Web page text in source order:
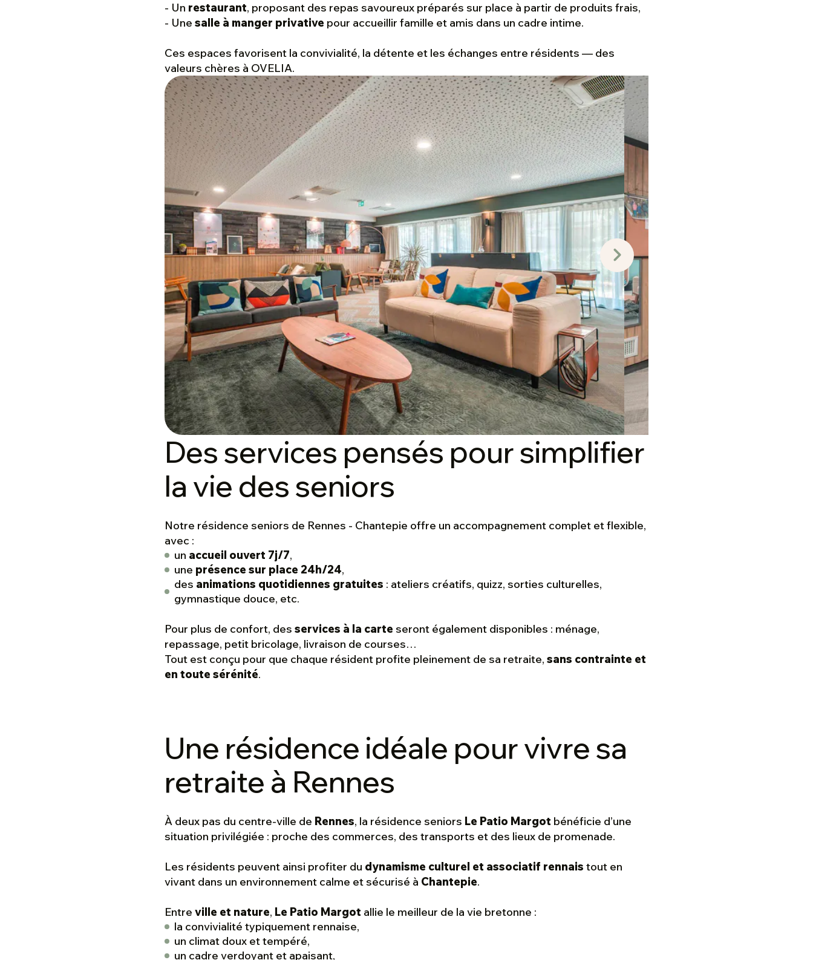
- Un restaurant, proposant des repas savoureux préparés sur place à partir de produits frais,
- Une salle à manger privative pour accueillir famille et amis dans un cadre intime.
Ces espaces favorisent la convivialité, la détente et les échanges entre résidents — des
valeurs chères à OVELIA.
Des services pensés pour simplifier
la vie des seniors
Notre résidence seniors de Rennes - Chantepie offre un accompagnement complet et flexible,
avec :
un accueil ouvert 7j/7,
une présence sur place 24h/24,
des animations quotidiennes gratuites : ateliers créatifs, quizz, sorties culturelles,
gymnastique douce, etc.
Pour plus de confort, des services à la carte seront également disponibles : ménage,
repassage, petit bricolage, livraison de courses…
Tout est conçu pour que chaque résident profite pleinement de sa retraite, sans contrainte et
en toute sérénité.
Une résidence idéale pour vivre sa
retraite à Rennes
À deux pas du centre-ville de Rennes, la résidence seniors Le Patio Margot bénéficie d’une
situation privilégiée : proche des commerces, des transports et des lieux de promenade.
Les résidents peuvent ainsi profiter du dynamisme culturel et associatif rennais tout en
vivant dans un environnement calme et sécurisé à Chantepie.
Entre ville et nature, Le Patio Margot allie le meilleur de la vie bretonne :
la convivialité typiquement rennaise,
un climat doux et tempéré,
un cadre verdoyant et apaisant,